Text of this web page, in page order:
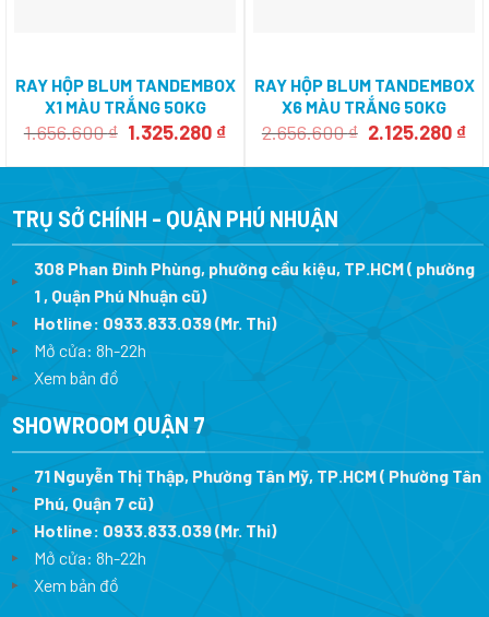
RAY HỘP BLUM TANDEMBOX
X1 MÀU TRẮNG 50KG
551.23.750
1.656.600₫ Giá
là:
1.325.280 ₫Giá
tại
1.325.280 ₫.
RAY HỘP BLUM TANDEMBOX
X6 MÀU TRẮNG 50KG
551.24.750
2.656.600₫ Giá
là:
2.125.280 ₫
tại
TRỤ SỞ CHÍNH - QUẬN PHÚ NHUẬN
308 Phan Đình Phùng, phường cầu kiệu, TP.HCM ( phường
1 , Quận Phú Nhuận cũ)
Hotline: 0933.833.039(Mr. Thi)
Mở cửa: 8h-22h
Xem bản đồ
SHOWROOM QUẬN 7
71 Nguyễn Thị Thập, Phường Tân Mỹ, TP.HCM ( Phường Tân
Phú, Quận 7 cũ)
Hotline: 0933.833.039(Mr. Thi)
Mở cửa: 8h-22h
Xem bản đồ